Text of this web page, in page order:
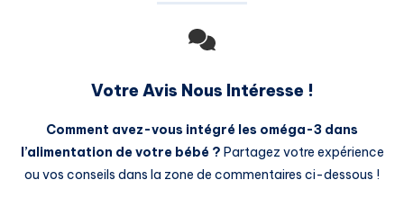
Votre Avis Nous Intéresse !
Comment avez-vous intégré les oméga-3 dans
l’alimentation de votre bébé ? Partagez votre expérience
ou vos conseils dans la zone de commentaires ci-dessous !